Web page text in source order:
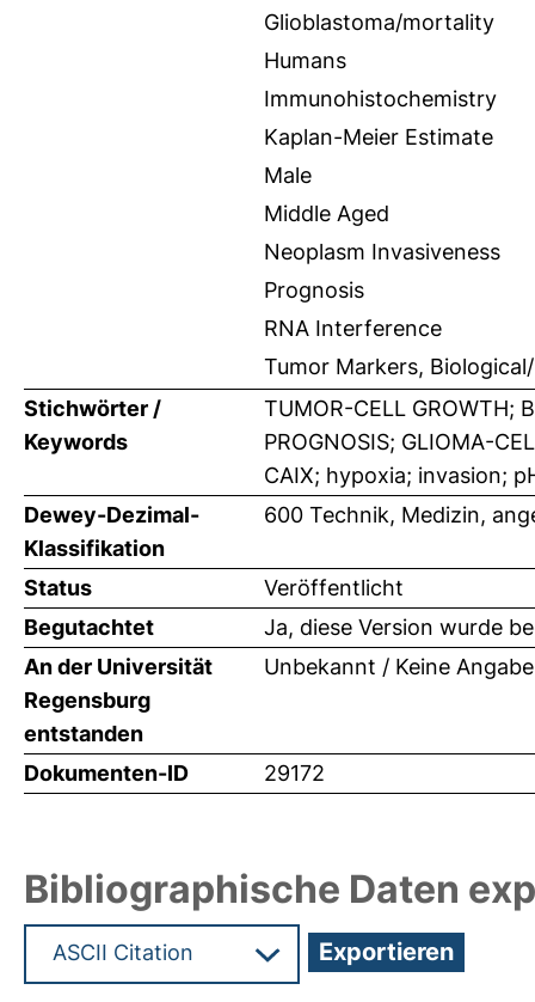
Glioblastoma/mortality
Humans
Immunohistochemistry
Kaplan-Meier Estimate
Male
Middle Aged
Neoplasm Invasiveness
Prognosis
RNA Interference
Tumor Markers,
Stichwörter /
Keywords
TUMOR-CELL GROWTH;
PROGNOSIS; GLIOMA-
CAIX; hypoxia; invasion;
Dewey-Dezimal-
Klassifikation
600 Technik, Medizin,
Status
Veröffentlicht
Begutachtet
Ja, diese Version wurde
An der Universität
Regensburg
entstanden
Unbekannt / Keine Angabe
Dokumenten-ID 29172
Bibliographische Daten